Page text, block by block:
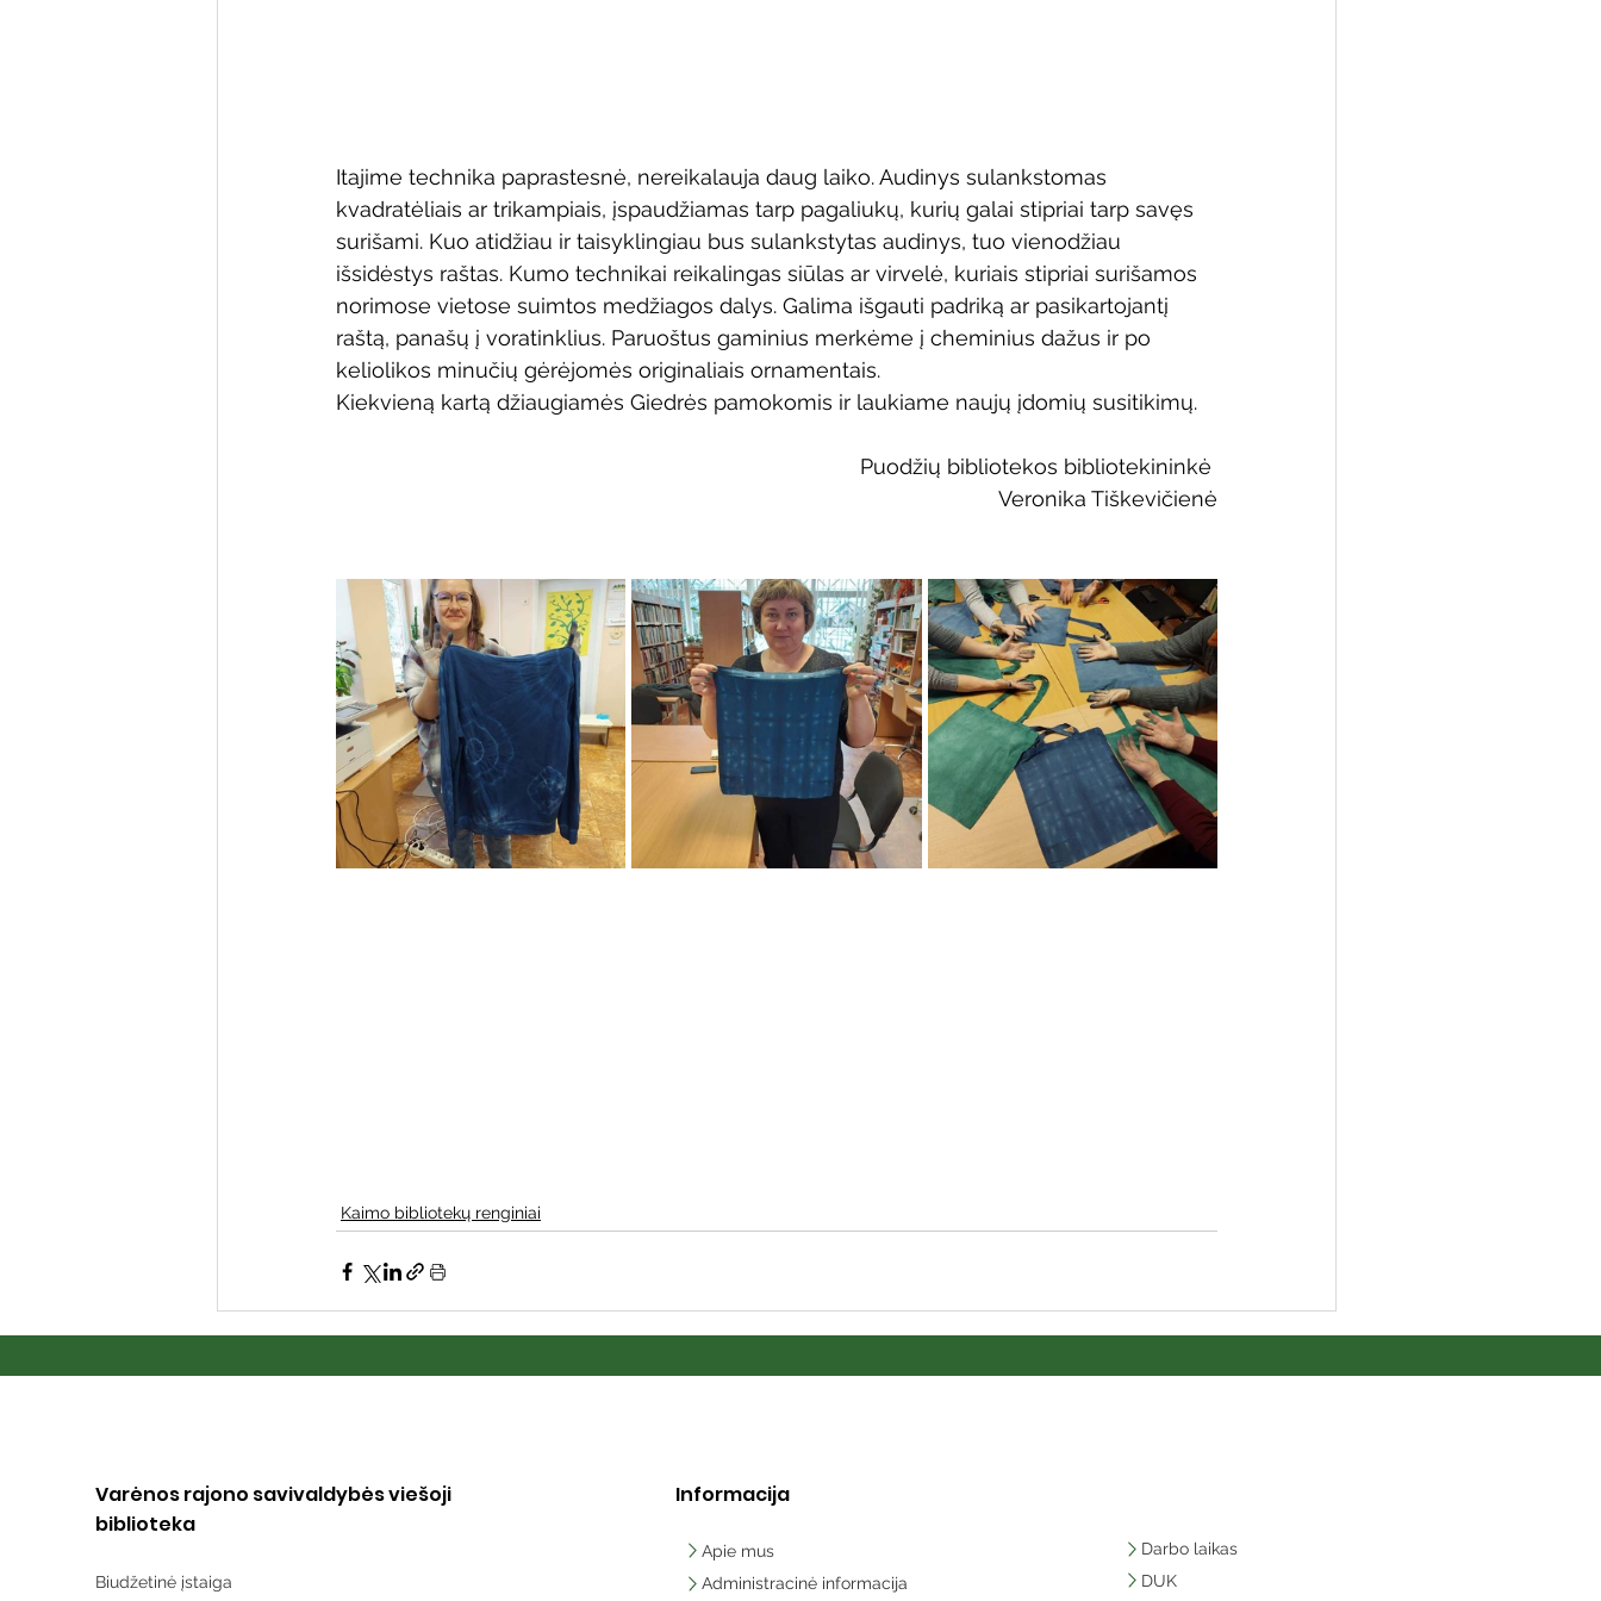
Itajime technika paprastesnė, nereikalauja daug laiko. Audinys sulankstomas
kvadratėliais ar trikampiais, įspaudžiamas tarp pagaliukų, kurių galai stipriai tarp savęs
surišami. Kuo atidžiau ir taisyklingiau bus sulankstytas audinys, tuo vienodžiau
išsidėstys raštas. Kumo technikai reikalingas siūlas ar virvelė, kuriais stipriai surišamos
norimose vietose suimtos medžiagos dalys. Galima išgauti padriką ar pasikartojantį
raštą, panašų į voratinklius. Paruoštus gaminius merkėme į cheminius dažus ir po
keliolikos minučių gėrėjomės originaliais ornamentais.
Kiekvieną kartą džiaugiamės Giedrės pamokomis ir laukiame naujų įdomių susitikimų.
Puodžių bibliotekos bibliotekininkė
Veronika Tiškevičienė
Kaimo bibliotekų renginiai
Varėnos rajono savivaldybės viešoji
biblioteka
Biudžetinė įstaiga
Informacija
Apie mus
Administracinė informacija
Darbo laikas
DUK